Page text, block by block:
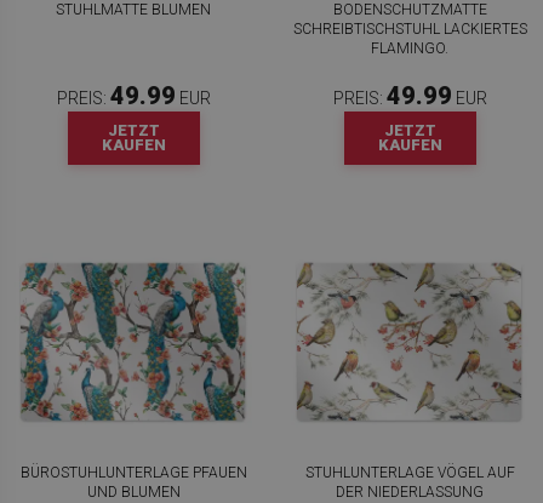
STUHLMATTE BLUMEN
PREIS: 49.99 EUR
JETZT
KAUFEN
BODENSCHUTZMATTE
SCHREIBTISCHSTUHL LACKIERTES
FLAMINGO.
PREIS: 49.99 EUR
JETZT
KAUFEN
BÜROSTUHLUNTERLAGE PFAUEN
UND BLUMEN
STUHLUNTERLAGE VÖGEL AUF
DER NIEDERLASSUNG